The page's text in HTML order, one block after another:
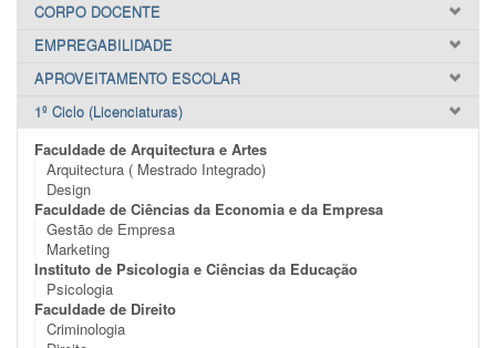
CORPO DOCENTE
EMPREGABILIDADE
APROVEITAMENTO ESCOLAR
1º Ciclo (Licenciaturas)
Faculdade de Arquitectura e Artes
Arquitectura ( Mestrado Integrado)
Design
Faculdade de Ciências da Economia e da Empresa
Gestão de Empresa
Marketing
Instituto de Psicologia e Ciências da Educação
Psicologia
Faculdade de Direito
Criminologia